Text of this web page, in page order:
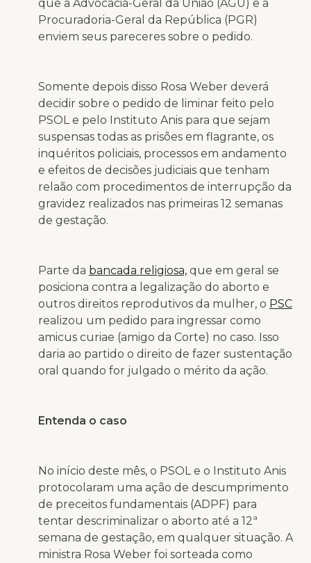
que a Advocacia-Geral da União (AGU) e a
Procuradoria-Geral da República (PGR)
enviem seus pareceres sobre o pedido.
Somente depois disso Rosa Weber deverá
decidir sobre o pedido de liminar feito pelo
PSOL e pelo Instituto Anis para que sejam
suspensas todas as prisões em flagrante, os
inquéritos policiais, processos em andamento
e efeitos de decisões judiciais que tenham
relaão com procedimentos de interrupção da
gravidez realizados nas primeiras 12 semanas
de gestação.
Parte da bancada religiosa, que em geral se
posiciona contra a legalização do aborto e
outros direitos reprodutivos da mulher, o PSC
realizou um pedido para ingressar como
amicus curiae (amigo da Corte) no caso. Isso
daria ao partido o direito de fazer sustentação
oral quando for julgado o mérito da ação.
Entenda o caso
No início deste mês, o PSOL e o Instituto Anis
protocolaram uma ação de descumprimento
de preceitos fundamentais (ADPF) para
tentar descriminalizar o aborto até a 12ª
semana de gestação, em qualquer situação. A
ministra Rosa Weber foi sorteada como